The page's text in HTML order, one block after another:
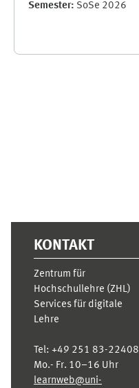
Semester: SoSe 2026
KONTAKT
Zentrum für
Hochschullehre (ZHL)
Services für digitale
Lehre
Tel: +49 251 83-22408
Mo.- Fr. 10–16 Uhr
learnweb@uni-